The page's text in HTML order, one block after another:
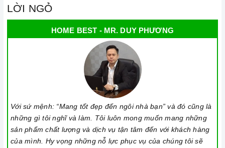
Thiết bị nhà bếp có sự cố hãy gọi ngay choHome Best
0933 800 899hoặc
=> Xem tại đây: Home Best Care - Trung tâm bảo trì sửa
chữa thiết bị nhà bếp cao cấp tại miền Nam
LỜI NGỎ
HOME BEST - MR. DUY PHƯƠNG
Với sứ mệnh: “Mang tốt đẹp đến ngôi nhà bạn” và đó cũng là
những gì tôi nghĩ và làm. Tôi luôn mong muốn mang những
sản phẩm chất lượng và dịch vụ tận tâm đến với khách hàng
của mình. Hy vọng những nỗ lực phục vụ của chúng tôi sẽ